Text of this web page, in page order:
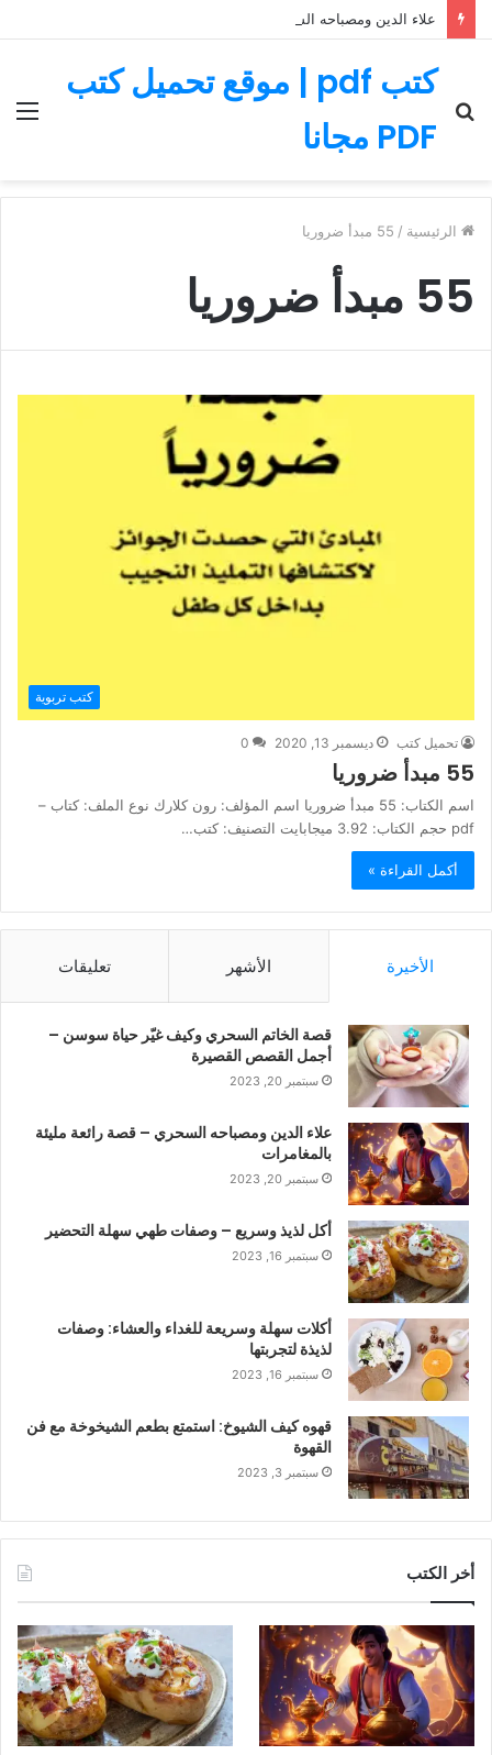
علاء الدين ومصباحه السحري – قصة رائعة مليئة بالمغامرات
كتب pdf | موقع تحميل كتب
PDF مجاناعن
الرئيسية / 55 مبدأ ضروريا
55 مبدأ ضروريا
كتب تربوية
تحميل كتب ديسمبر 13, 2020 0
55 مبدأ ضروريا
اسم الكتاب: 55 مبدأ ضروريا اسم المؤلف: رون كلارك نوع الملف: كتاب –
pdf حجم الكتاب: 3.92 ميجابايت التصنيف: كتب…
أكمل القراءة »
الأخيرة الأشهر تعليقات
قصة الخاتم السحري وكيف غيّر حياة سوسن –
أجمل القصص القصيرة
سبتمبر 20, 2023
علاء الدين ومصباحه السحري – قصة رائعة مليئة
بالمغامرات
سبتمبر 20, 2023
أكل لذيذ وسريع – وصفات طهي سهلة التحضير
سبتمبر 16, 2023
أكلات سهلة وسريعة للغداء والعشاء: وصفات
لذيذة لتجربتها
سبتمبر 16, 2023
قهوه كيف الشيوخ: استمتع بطعم الشيخوخة مع فن
القهوة
سبتمبر 3, 2023
أخر الكتب